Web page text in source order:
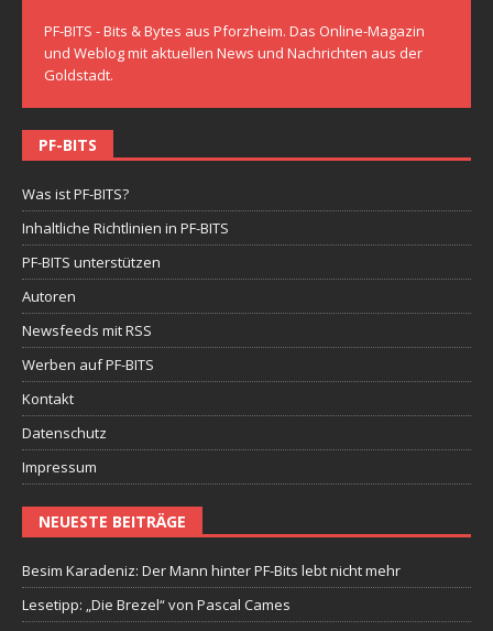
PF-BITS - Bits & Bytes aus Pforzheim. Das Online-Magazin
und Weblog mit aktuellen News und Nachrichten aus der
Goldstadt.
PF-BITS
Was ist PF-BITS?
Inhaltliche Richtlinien in PF-BITS
PF-BITS unterstützen
Autoren
Newsfeeds mit RSS
Werben auf PF-BITS
Kontakt
Datenschutz
Impressum
NEUESTE BEITRÄGE
Besim Karadeniz: Der Mann hinter PF-Bits lebt nicht mehr
Lesetipp: „Die Brezel“ von Pascal Cames